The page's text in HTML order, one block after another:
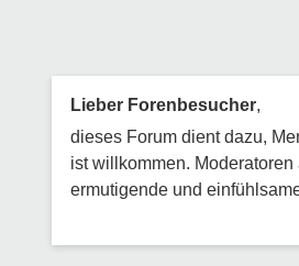
Lieber Forenbesucher,
dieses Forum dient dazu,
ist willkommen.
ermutigende und